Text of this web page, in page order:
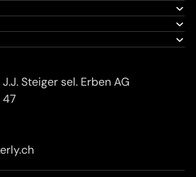
Steiger sel. Erben AG